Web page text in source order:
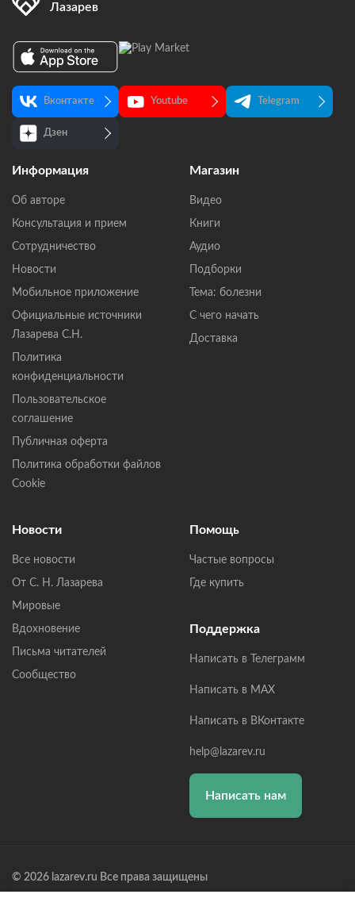
Лазарев
Вконтакте Youtube Telegram
Дзен
Информация
Об авторе
Консультация и прием
Сотрудничество
Новости
Мобильное приложение
Официальные источники
Лазарева С.Н.
Политика
конфиденциальности
Пользовательское
соглашение
Публичная оферта
Политика обработки файлов
Cookie
Магазин
Видео
Книги
Аудио
Подборки
Тема: болезни
С чего начать
Доставка
Новости
Все новости
От С. Н. Лазарева
Мировые
Вдохновение
Письма читателей
Сообщество
Помощь
Частые вопросы
Где купить
Поддержка
Написать в Телеграмм
Написать в MAX
Написать в ВКонтакте
help@lazarev.ru
Написать нам
© 2026 lazarev.ru Все права защищены